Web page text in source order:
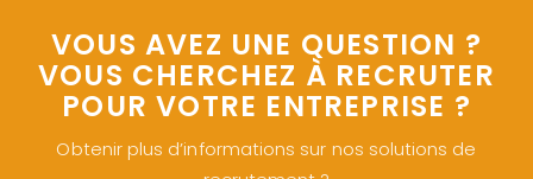
savoir, c'est ici :… https://t.co/D6S3fi1FLs
9 years ago
sur Solinki et le métier de consultant